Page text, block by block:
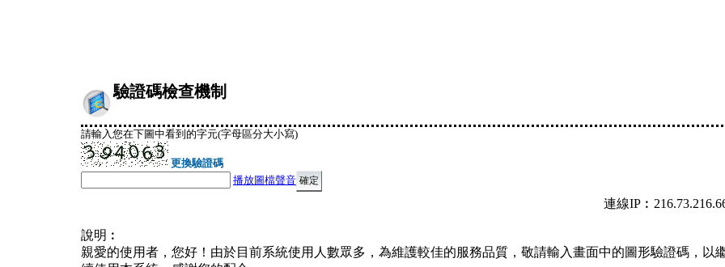
驗證碼檢查機制
請輸入您在下圖中看到的字元(字母區分大小寫)
更換驗證碼
播放圖檔聲音
連線
說明︰
親愛的使用者，您好！由於目前系統使用人數眾多，為維護較佳的服務品質，敬請輸入畫面中的圖形驗證碼，以